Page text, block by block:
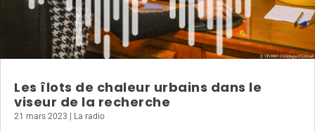
Les îlots de chaleur urbains dans le
viseur de la recherche
21 mars 2023 | La radio